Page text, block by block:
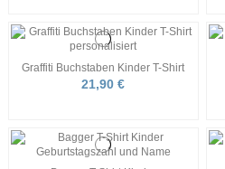
Graffiti Buchstaben Kinder T-Shirt
21,90 €